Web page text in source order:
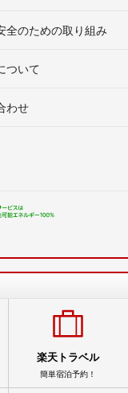
全のための取り組み
ついて
わせ
楽天トラベル
簡単宿泊予約！